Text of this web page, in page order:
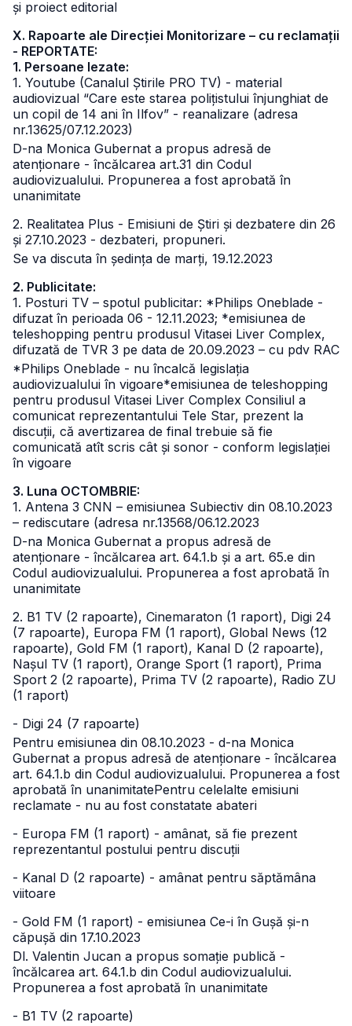
și proiect editorial
X. Rapoarte ale Direcției Monitorizare – cu reclamații
- REPORTATE:
1. Persoane lezate:
1. Youtube (Canalul Știrile PRO TV) - material
audiovizual “Care este starea polițistului înjunghiat de
un copil de 14 ani în Ilfov” - reanalizare (adresa
nr.13625/07.12.2023)
D-na Monica Gubernat a propus adresă de
atenționare - încălcarea art.31 din Codul
audiovizualului. Propunerea a fost aprobată în
unanimitate
2. Realitatea Plus - Emisiuni de Știri și dezbatere din 26
și 27.10.2023 - dezbateri, propuneri.
Se va discuta în ședința de marți, 19.12.2023
2. Publicitate:
1. Posturi TV – spotul publicitar: *Philips Oneblade -
difuzat în perioada 06 - 12.11.2023; *emisiunea de
teleshopping pentru produsul Vitasei Liver Complex,
difuzată de TVR 3 pe data de 20.09.2023 – cu pdv RAC
*Philips Oneblade - nu încalcă legislația
audiovizualului în vigoare*emisiunea de teleshopping
pentru produsul Vitasei Liver Complex Consiliul a
comunicat reprezentantului Tele Star, prezent la
discuții, că avertizarea de final trebuie să fie
comunicată atît scris cât și sonor - conform legislației
în vigoare
3. Luna OCTOMBRIE:
1. Antena 3 CNN – emisiunea Subiectiv din 08.10.2023
– rediscutare (adresa nr.13568/06.12.2023
D-na Monica Gubernat a propus adresă de
atenționare - încălcarea art. 64.1.b și a art. 65.e din
Codul audiovizualului. Propunerea a fost aprobată în
unanimitate
2. B1 TV (2 rapoarte), Cinemaraton (1 raport), Digi 24
(7 rapoarte), Europa FM (1 raport), Global News (12
rapoarte), Gold FM (1 raport), Kanal D (2 rapoarte),
Nașul TV (1 raport), Orange Sport (1 raport), Prima
Sport 2 (2 rapoarte), Prima TV (2 rapoarte), Radio ZU
(1 raport)
- Digi 24 (7 rapoarte)
Pentru emisiunea din 08.10.2023 - d-na Monica
Gubernat a propus adresă de atenționare - încălcarea
art. 64.1.b din Codul audiovizualului. Propunerea a fost
aprobată în unanimitatePentru celelalte emisiuni
reclamate - nu au fost constatate abateri
- Europa FM (1 raport) - amânat, să fie prezent
reprezentantul postului pentru discuții
- Kanal D (2 rapoarte) - amânat pentru săptămâna
viitoare
- Gold FM (1 raport) - emisiunea Ce-i în Gușă și-n
căpușă din 17.10.2023
Dl. Valentin Jucan a propus somație publică -
încălcarea art. 64.1.b din Codul audiovizualului.
Propunerea a fost aprobată în unanimitate
- B1 TV (2 rapoarte)